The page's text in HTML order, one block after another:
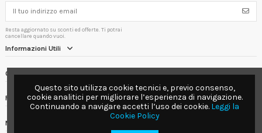
Resta aggiornato su sconti ed offerte. Ti potrai
cancellare quando vuoi.
Informazioni Utili
Contact us
Follow us
Newsletter
Questo sito utilizza cookie tecnici e, previo consenso,
cookie analitici per migliorare l’esperienza di navigazione.
Continuando a navigare accetti l’uso dei cookie. Leggi la
Cookie Policy